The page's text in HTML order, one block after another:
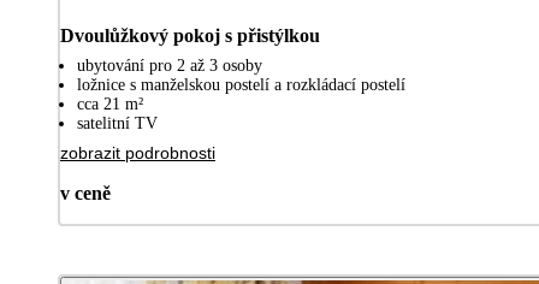
Dvoulůžkový pokoj s přistýlkou
ubytování pro 2 až 3 osoby
ložnice s manželskou postelí a rozkládací postelí
cca 21 m²
satelitní TV
zobrazit podrobnosti
v ceně